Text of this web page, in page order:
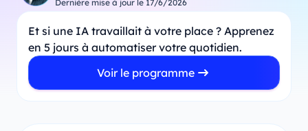
Dernière mise à jour le 17/6/2026
Et si une IA travaillait à votre place ? Apprenez
en 5 jours à automatiser votre quotidien.
Voir le programme